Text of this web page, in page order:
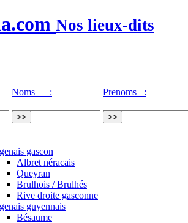
Nos lieux-dits
Noms : Prenoms :
gascon
Albret néracais
Queyran
Brulhois / Brulhés
Rive droite gasconne
guyennais
Bésaume